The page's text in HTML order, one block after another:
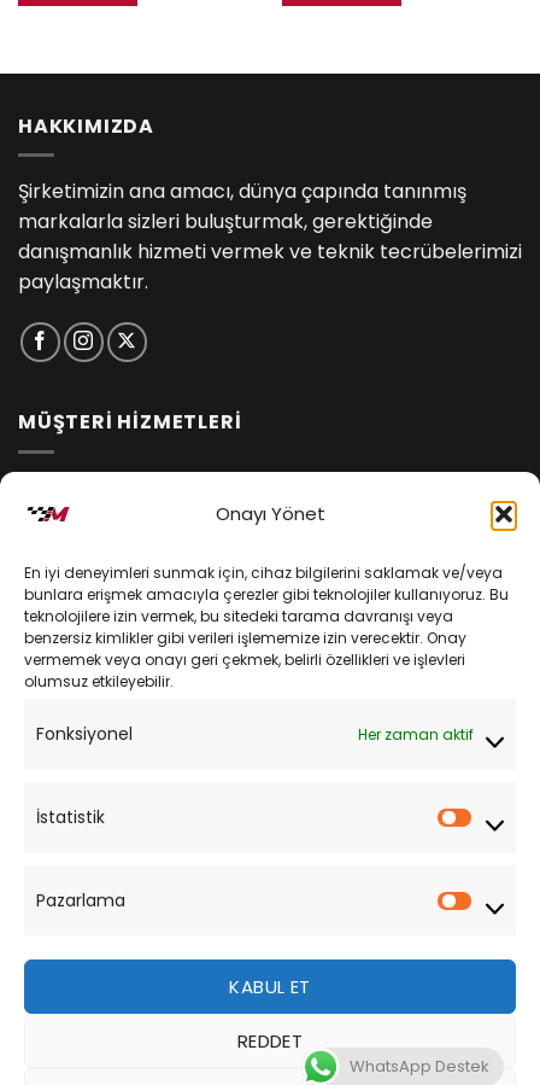
Onayı Yönet
En iyi deneyimleri sunmak için, cihaz bilgilerini saklamak ve/veya
bunlara erişmek amacıyla çerezler gibi teknolojiler kullanıyoruz. Bu
teknolojilere izin vermek, bu sitedeki tarama davranışı veya
benzersiz kimlikler gibi verileri işlememize izin verecektir. Onay
vermemek veya onayı geri çekmek, belirli özellikleri ve işlevleri
olumsuz etkileyebilir.
Fonksiyonel Her zaman aktif
İstatistik
Pazarlama
KABUL ET
REDDET
HAKKIMIZDA
Şirketimizin ana amacı, dünya çapında tanınmış
markalarla sizleri buluşturmak, gerektiğinde
danışmanlık hizmeti vermek ve teknik tecrübelerimizi
paylaşmaktır.
MÜŞTERİ HİZMETLERİ
Kişisel Verilerin Korunması
Mesafeli Satış Sözleşmesi
Sipariş Takibi
Bu site, size daha iyi bir tarama deneyimi sunmak için
çerezler kullanmaktadır. Bu web sitesinde gezinerek,
WhatsApp Destek